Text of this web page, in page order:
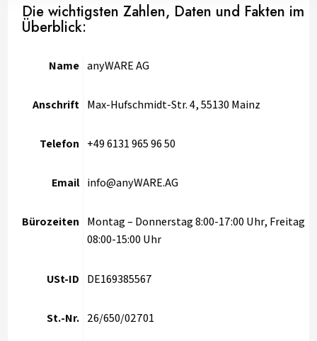
Die wichtigsten Zahlen, Daten und Fakten im
Überblick:
Name
Anschrift
Telefon
Email
Bürozeiten
USt-ID
St.-Nr.
anyWARE AG
Max-Hufschmidt-Str. 4, 55130 Mainz
+49 6131 965 96 50
info@anyWARE.AG
Montag – Donnerstag 8:00-17:00 Uhr, Freitag
08:00-15:00 Uhr
DE169385567
26/650/02701